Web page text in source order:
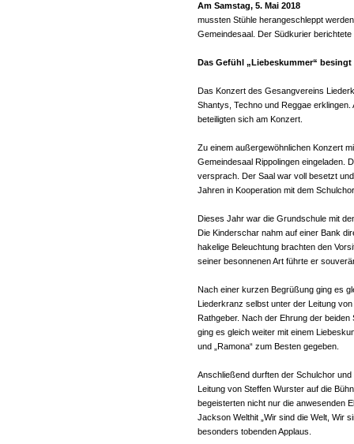
Am Samstag, 5. Mai 2018
mussten Stühle herangeschleppt
Gemeindesaal. Der Südkurier berichtete
Das Gefühl „Liebeskummer“
Das Konzert des Gesangvereins
Shantys, Techno und Reggae
beteiligten sich am Konzert.
Zu einem außergewöhnlichen Konzert
Gemeindesaal Rippolingen eingeladen.
versprach. Der Saal war voll besetzt
Jahren in Kooperation mit dem
Dieses Jahr war die Grundschule mit
Die Kinderschar nahm auf einer Bank
hakelige Beleuchtung brachten den
seiner besonnenen Art führte er
Nach einer kurzen Begrüßung ging es
Liederkranz selbst unter der Leitung von
Rathgeber. Nach der Ehrung der
ging es gleich weiter mit einem
und „Ramona“ zum Besten gegeben.
Anschließend durften der Schulchor
Leitung von Steffen Wurster auf die
begeisterten nicht nur die anwesenden
Jackson Welthit „Wir sind die Welt, Wir
besonders tobenden Applaus.